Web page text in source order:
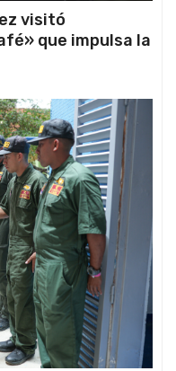
visitó
que impulsa la